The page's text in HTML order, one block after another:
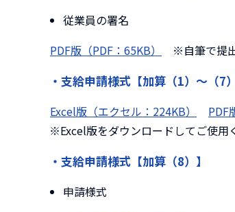
従業員の署名
PDF版（PDF：65KB）
※自筆で提
・支給申請様式【加算（1）～（7）
Excel版（エクセル：224KB） PDF
※Excel版をダウンロードしてご使用
・支給申請様式【加算（8）】
申請様式